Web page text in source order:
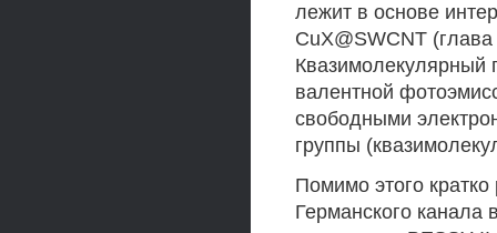
лежит в основе
CuX@SWCNT
Квазимолекулярный
валентной
свободными
группы
Помимо этого
Германского канала